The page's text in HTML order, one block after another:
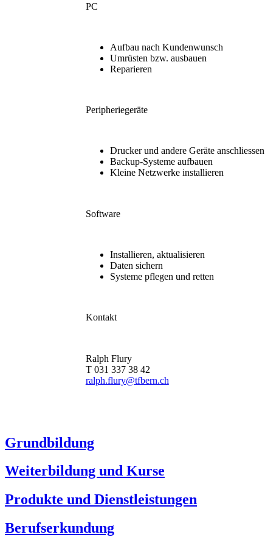
PC
Aufbau nach Kundenwunsch
Umrüsten bzw. ausbauen
Reparieren
Peripheriegeräte
Drucker und andere Geräte anschliessen
Backup-Systeme aufbauen
Kleine Netzwerke installieren
Software
Installieren, aktualisieren
Daten sichern
Systeme pflegen und retten
Kontakt
Ralph Flury
T 031 337 38 42
ralph.flury@tfbern.ch
Grundbildung
Weiterbildung und Kurse
Produkte und Dienstleistungen
Berufserkundung